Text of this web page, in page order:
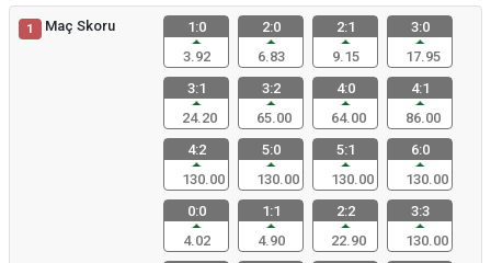
1 Maç Skoru
1:0
3.92
2:0
6.83
2:1
9.15
3:0
17.95
3:1
24.20
3:2
65.00
4:0
64.00
4:1
86.00
4:2
130.00
5:0
130.00
5:1
130.00
6:0
130.00
0:0
4.02
1:1
4.90
2:2
22.90
3:3
130.00